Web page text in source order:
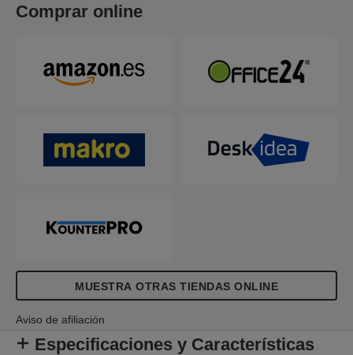
Comprar online
MUESTRA OTRAS TIENDAS ONLINE
Aviso de afiliación
Especificaciones y Características